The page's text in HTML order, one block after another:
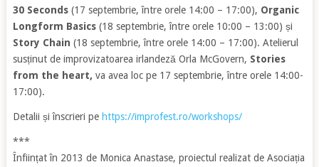
30 Seconds(17 septembrie, între orele 14:00 – 17:00), Organic
Longform Basics (18 septembrie, între orele 10:00 – 13:00) și
Story Chain (18 septembrie, între orele 14:00 – 17:00). Atelierul
susținut de improvizatoarea irlandeză Orla McGovern, Stories
from the heart, va avea loc pe 17 septembrie, între orele 14:00-
17:00).
Detalii și înscrieri pe https://improfest.ro/workshops/
***
Înființat în 2013 de Monica Anastase, proiectul realizat de Asociația